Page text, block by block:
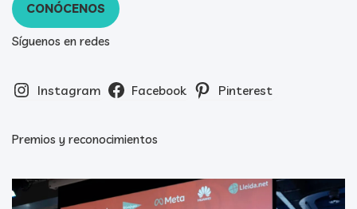
CONÓCENOS
Síguenos en redes
Instagram Facebook Pinterest
Premios y reconocimientos